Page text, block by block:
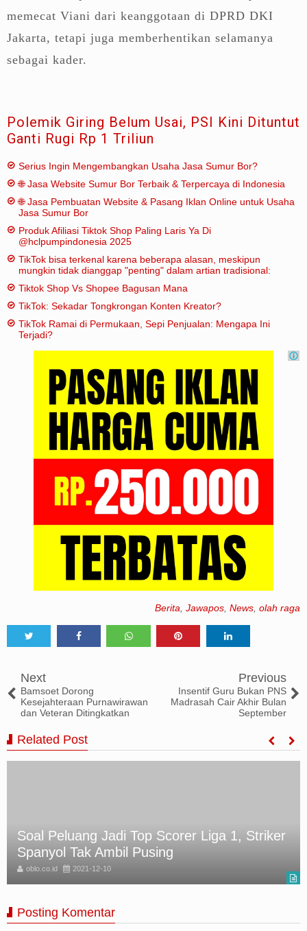
memecat Viani dari keanggotaan di DPRD DKI
Jakarta, tetapi juga memberhentikan selamanya
sebagai kader.
Polemik Giring Belum Usai, PSI Kini Dituntut
Ganti Rugi Rp 1 Triliun
Serius Ingin Mengembangkan Usaha Jasa Sumur Bor?
🌐 Jasa Website Sumur Bor Terbaik & Terpercaya di Indonesia
🌐 Jasa Pembuatan Website & Pasang Iklan Online untuk Usaha
Jasa Sumur Bor
Produk Afiliasi Tiktok Shop Paling Laris Ya Di
@hclpumpindonesia 2025
TikTok bisa terkenal karena beberapa alasan, meskipun
mungkin tidak dianggap "penting" dalam artian tradisional:
Tiktok Shop Vs Shopee Bagusan Mana
TikTok: Sekadar Tongkrongan Konten Kreator?
TikTok Ramai di Permukaan, Sepi Penjualan: Mengapa Ini
Terjadi?
Berita Jawapos News olah raga
Next
Bamsoet Dorong
Kesejahteraan Purnawirawan
dan Veteran Ditingkatkan
Previous
Insentif Guru Bukan PNS
Madrasah Cair Akhir Bulan
September
Related Post
Beroperasi Sejak 2016, Penambang Batu
Bara Ilegal Ditangkap
oblo.co.id 2021-12-10
Posting Komentar